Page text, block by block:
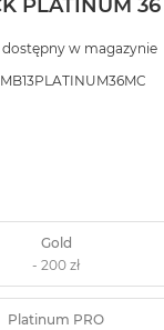
PLATINUM
dostępny w magazynie
Gold
Platinum PRO